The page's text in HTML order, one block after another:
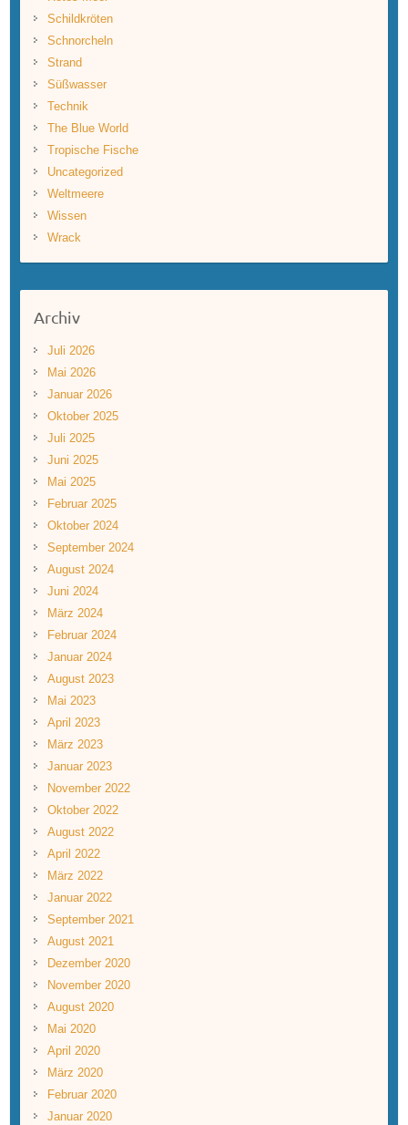
Schildkröten
Schnorcheln
Strand
Süßwasser
Technik
The Blue World
Tropische Fische
Uncategorized
Weltmeere
Wissen
Wrack
Archiv
Juli 2026
Mai 2026
Januar 2026
Oktober 2025
Juli 2025
Juni 2025
Mai 2025
Februar 2025
Oktober 2024
September 2024
August 2024
Juni 2024
März 2024
Februar 2024
Januar 2024
August 2023
Mai 2023
April 2023
März 2023
Januar 2023
November 2022
Oktober 2022
August 2022
April 2022
März 2022
Januar 2022
September 2021
August 2021
Dezember 2020
November 2020
August 2020
Mai 2020
April 2020
März 2020
Februar 2020
Januar 2020